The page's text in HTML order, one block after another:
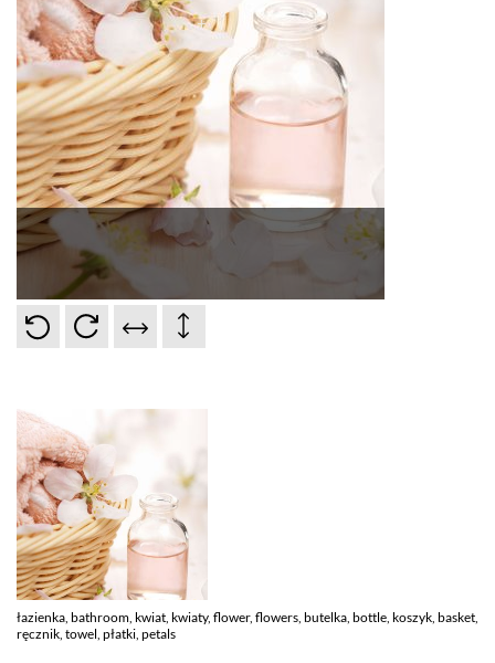
łazienka, bathroom, kwiat, kwiaty, flower, flowers, butelka, bottle, koszyk, basket,
ręcznik, towel, płatki, petals